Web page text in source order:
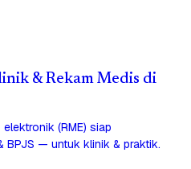
& Rekam Medis di
(RME) siap
BPJS — untuk klinik & praktik.